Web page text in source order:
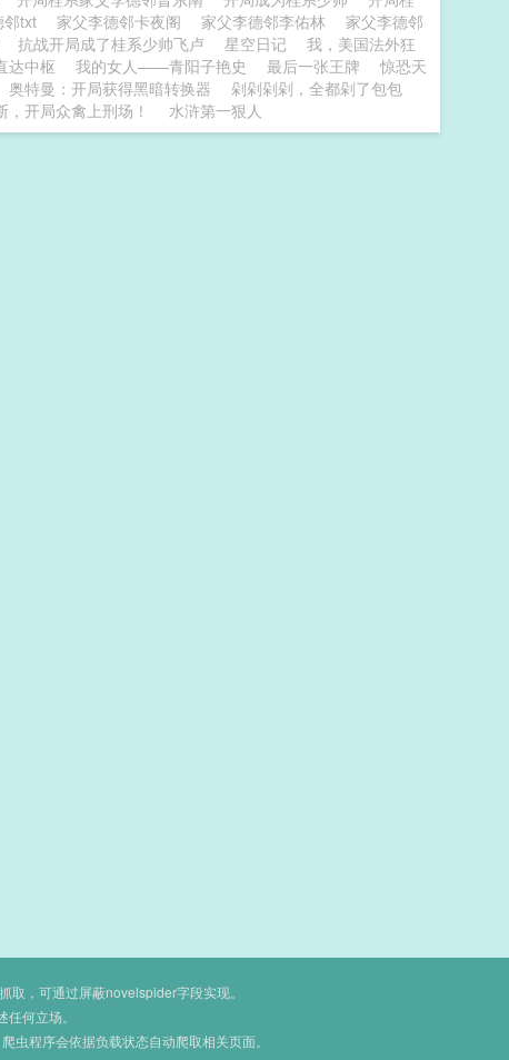
邻txt 家父李德邻卡夜阁 家父李德邻李佑林
家父李德邻
抗战开局成了桂系少帅飞卢 星空日记
我，美国法外狂
达中枢 我的女人——青阳子艳史 最后一张王牌
惊恐天
奥特曼：开局获得黑暗转换器
剁剁剁剁，全都剁了包包
开局众禽上刑场！ 水浒第一狠人
，可通过屏蔽novelspider字段实现。
何立场。
程序会依据负载状态自动爬取相关页面。